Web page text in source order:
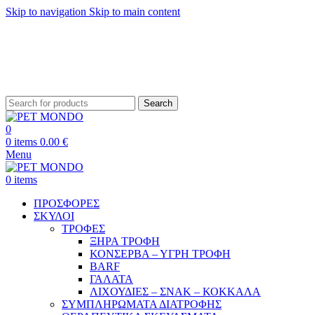
Skip to navigation Skip to main content
Search
0
0 items 0.00 €
Menu
0 items
ΠΡΟΣΦΟΡΕΣ
ΣΚΥΛΟΙ
ΤΡΟΦΕΣ
ΞΗΡΑ ΤΡΟΦΗ
ΚΟΝΣΕΡΒΑ – ΥΓΡΗ ΤΡΟΦΗ
BARF
ΓΑΛΑΤΑ
ΛΙΧΟΥΔΙΕΣ – ΣΝΑΚ – ΚΟΚΚΑΛΑ
ΣΥΜΠΛΗΡΩΜΑΤΑ ΔΙΑΤΡΟΦΗΣ